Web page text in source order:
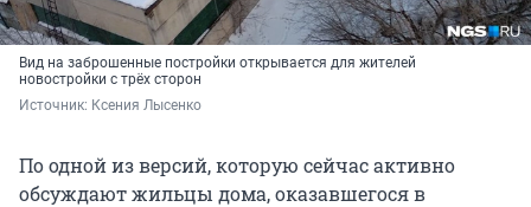
Вид на заброшенные постройки открывается для жителей
новостройки с трёх сторон
Источник: Ксения Лысенко
По одной из версий, которую сейчас активно
обсуждают жильцы дома, оказавшегося в